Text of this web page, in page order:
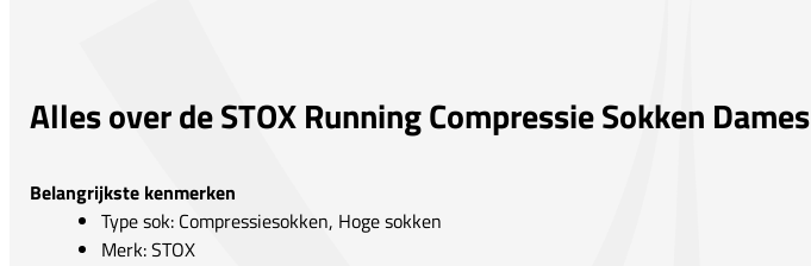
Alles over de STOX Running Compressie Sokken Dames
Belangrijkste kenmerken
Type sok: Compressiesokken, Hoge sokken
Merk: STOX